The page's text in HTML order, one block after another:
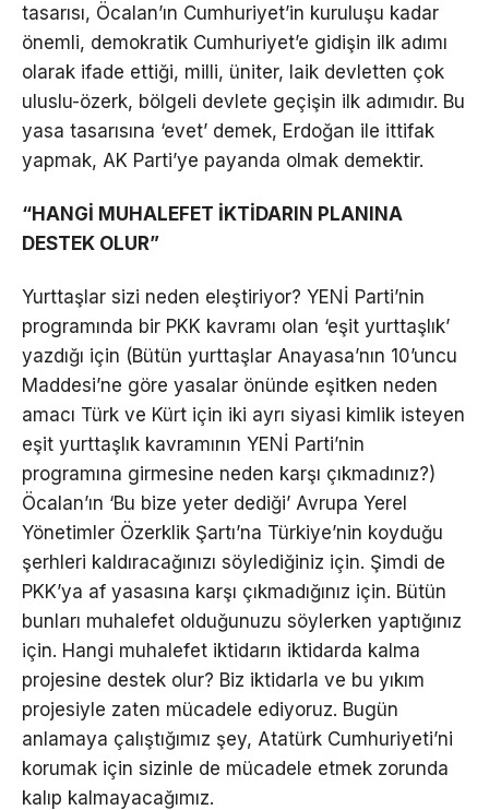
tasarısı, Öcalan’ın Cumhuriyet’in kuruluşu kadar
önemli, demokratik Cumhuriyet’e gidişin ilk adımı
olarak ifade ettiği, milli, üniter, laik devletten çok
uluslu-özerk, bölgeli devlete geçişin ilk adımıdır. Bu
yasa tasarısına ‘evet’ demek, Erdoğan ile ittifak
yapmak, AK Parti’ye payanda olmak demektir.
“HANGİ MUHALEFET İKTİDARIN PLANINA
DESTEK OLUR”
Yurttaşlar sizi neden eleştiriyor? YENİ Parti’nin
programında bir PKK kavramı olan ‘eşit yurttaşlık’
yazdığı için (Bütün yurttaşlar Anayasa’nın 10’uncu
Maddesi’ne göre yasalar önünde eşitken neden
amacı Türk ve Kürt için iki ayrı siyasi kimlik isteyen
eşit yurttaşlık kavramının YENİ Parti’nin
programına girmesine neden karşı çıkmadınız?)
Öcalan’ın ‘Bu bize yeter dediği’ Avrupa Yerel
Yönetimler Özerklik Şartı’na Türkiye’nin koyduğu
şerhleri kaldıracağınızı söylediğiniz için. Şimdi de
PKK’ya af yasasına karşı çıkmadığınız için. Bütün
bunları muhalefet olduğunuzu söylerken yaptığınız
için. Hangi muhalefet iktidarın iktidarda kalma
projesine destek olur? Biz iktidarla ve bu yıkım
projesiyle zaten mücadele ediyoruz. Bugün
anlamaya çalıştığımız şey, Atatürk Cumhuriyeti’ni
korumak için sizinle de mücadele etmek zorunda
kalıp kalmayacağımız.